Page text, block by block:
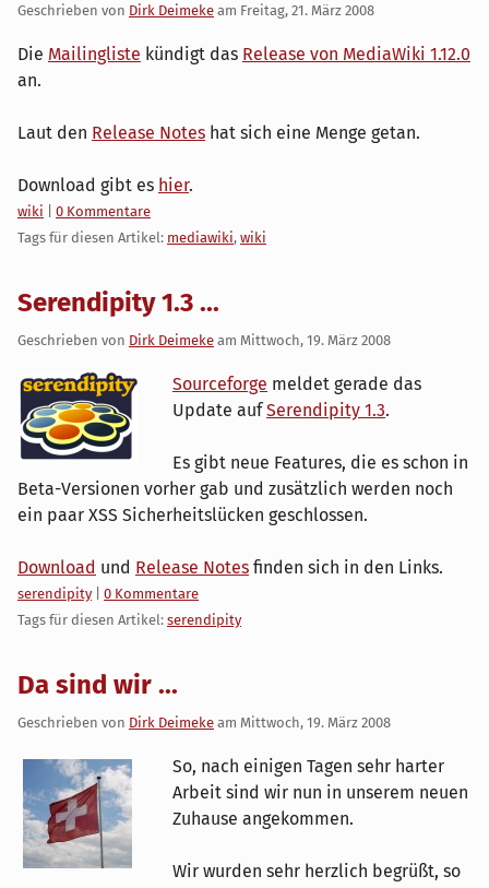
Geschrieben von Dirk Deimeke am Freitag, 21. März 2008
Die Mailingliste kündigt das Release von MediaWiki 1.12.0
an.
Laut den Release Notes hat sich eine Menge getan.
Download gibt es hier.
Kategorien:
wiki
0 Kommentare
Tags für diesen Artikel: mediawiki, wiki
Serendipity 1.3 ...
Geschrieben von Dirk Deimeke am Mittwoch, 19. März 2008
Sourceforge meldet gerade das
Update aufSerendipity 1.3.
Es gibt neue Features, die es schon in
Beta-Versionen vorher gab und zusätzlich werden noch
ein paar XSS Sicherheitslücken geschlossen.
Download und Release Notes finden sich in den Links.
Kategorien:
serendipity| 0 Kommentare
Tags für diesen Artikel: serendipity
Da sind wir ...
Geschrieben von Dirk Deimeke am Mittwoch, 19. März 2008
So, nach einigen Tagen sehr harter
Arbeit sind wir nun in unserem neuen
Zuhause angekommen.
Wir wurden sehr herzlich begrüßt, so